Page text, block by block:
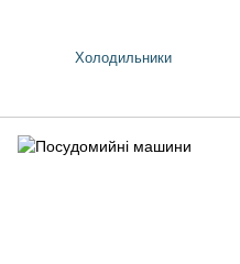
Холодильники